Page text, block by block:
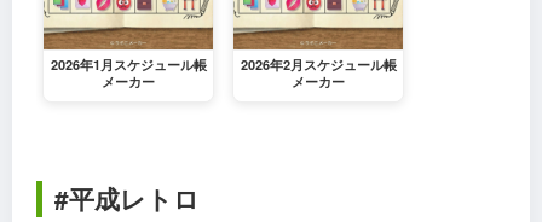
2026年1月スケジュール帳
メーカー
2026年2月スケジュール帳
メーカー
#平成レトロ